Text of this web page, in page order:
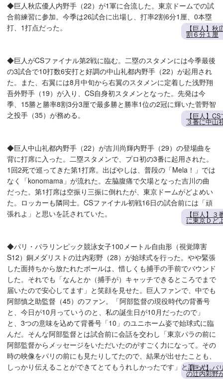
◆巨人秋広優人内野手（22）が1軍に合流した。東京ドームでの試
合前練習に参加。今季は26試合に出場し、打率2割6分1厘、0本塁
打、1打点だった。
【巨人】
割６分１厘
◆巨人がCSファイナル第2戦に臨む。二塁のスタメンには今季最後
の3試合で10打数6安打と好調の中山礼都内野手（22）が起用され
た。また、右翼には8月中旬から右翼のスタメンに定着した浅野翔
吾外野手（19）が入り、CS自身初スタメンとなった。先発は今
季、15勝と勝率8割3分3厘で最多勝と勝率1位の2冠に輝いた菅野智
之投手（35）が務める。
【巨人】
３番に中山
◆巨人中山礼都内野手（22）が吉川尚輝内野手（29）の登場曲を
背に打席に入った。二塁スタメンで、プロ初の3番に起用された。
1回2死で巡ってきた第1打席。出ばやしは、普段の「Mela！」では
なく「konomama」が流れた。左脇腹痛で欠場となった吉川の曲
だった。第1打席は空振り三振に倒れたが、東京ドームがどよめい
た。ロッカーも隣同士。CSファイナル初戦16日の試合前には「頑
張れよ」と思いを託されていた。
【巨人】
に東京Ｄど
◆パリ・パラリンピック競泳女子100メートル自由形（視覚障害
S12）銅メダリストの辻内彩野（28）が始球式を行った。やや緊張
した面持ちから放たれたボールは、惜しくも捕手の手前でバウンド
した。それでも「なんとか（捕手が）キャッチできるところでまで
届いたので安心してます」と笑顔を見せた。巨人ファンで、中でも
阿部慎之助監督（45）のファン。「阿部監督の現役時代の背番号
と、今日が10月っていうのと、私の誕生日が10月だったので」
と、3つの意味を込めて背番号「10」のユニホーム姿で始球式に臨
んだ。そんな阿部監督とは試合前に会話を交わし「東京パラの前に
阿部監督からメッセージをいただいたのがすごく力になって。その
時の映像をパリの前にも見たりしてたので、結果が出せたことも、
しっかり伝えることができてとてもうれしかったです」と語った。
【巨人】パ
の辻内彩野